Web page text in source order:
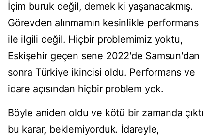
İçim buruk değil, demek ki yaşanacakmış.
Görevden alınmamın kesinlikle performans
ile ilgili değil. Hiçbir problemimiz yoktu,
Eskişehir geçen sene 2022'de Samsun'dan
sonra Türkiye ikincisi oldu. Performans ve
idare açısından hiçbir problem yok.
Böyle aniden oldu ve kötü bir zamanda çıktı
bu karar, beklemiyorduk. İdareyle,